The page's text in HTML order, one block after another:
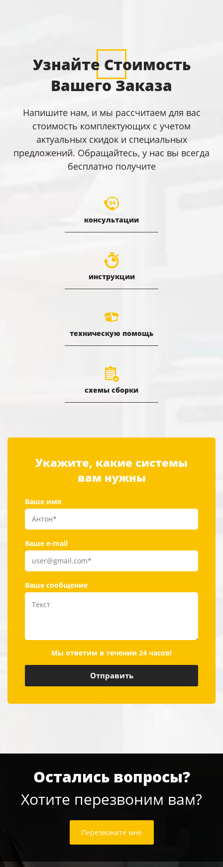
Узнайте Стоимость
Вашего Заказа
Напишите нам, и мы рассчитаем для вас
стоимость комплектующих с учетом
актуальных скидок и специальных
предложений. Обращайтесь, у нас вы всегда
бесплатно получите
консультации
инструкции
техническую помощь
схемы сборки
Укажите, какие системы
вам нужны
Ваше имя
Ваше e-mail
Ваше сообщение
Мы ответим в течении 24 часов!
Остались вопросы?
Хотите перезвоним вам?
Перезвоните мне